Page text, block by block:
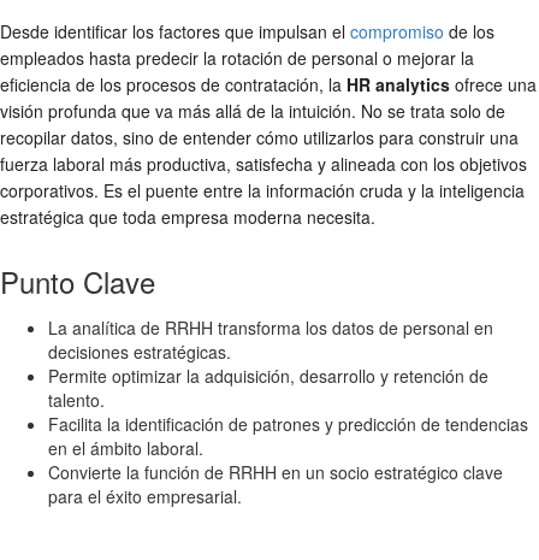
Desde identificar los factores que impulsan el compromiso de los
empleados hasta predecir la rotación de personal o mejorar la
eficiencia de los procesos de contratación, la HR analytics ofrece una
visión profunda que va más allá de la intuición. No se trata solo de
recopilar datos, sino de entender cómo utilizarlos para construir una
fuerza laboral más productiva, satisfecha y alineada con los objetivos
corporativos. Es el puente entre la información cruda y la inteligencia
estratégica que toda empresa moderna necesita.
Punto Clave
La analítica de RRHH transforma los datos de personal en
decisiones estratégicas.
Permite optimizar la adquisición, desarrollo y retención de
talento.
Facilita la identificación de patrones y predicción de tendencias
en el ámbito laboral.
Convierte la función de RRHH en un socio estratégico clave
para el éxito empresarial.